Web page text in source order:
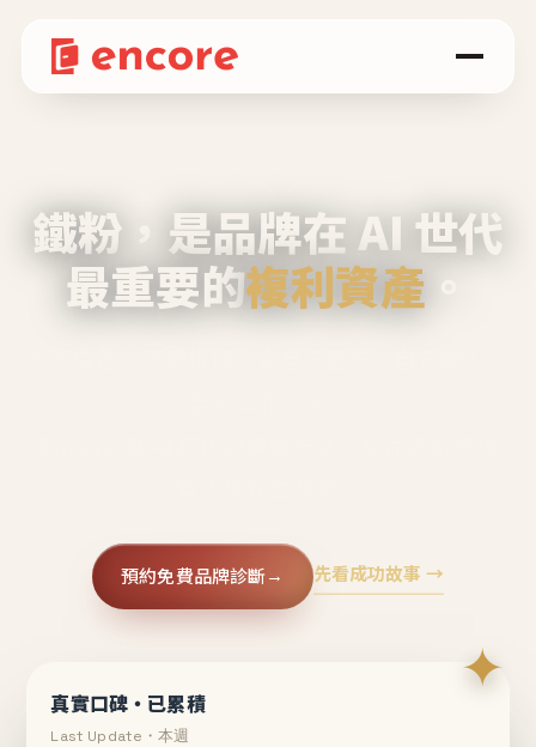
鐵粉，是品牌在 AI 世代
最重要的複利資產 。
預約免費品牌診斷→ 先看成功故事 →
✦
真實口碑・已累積
Last Update・本週